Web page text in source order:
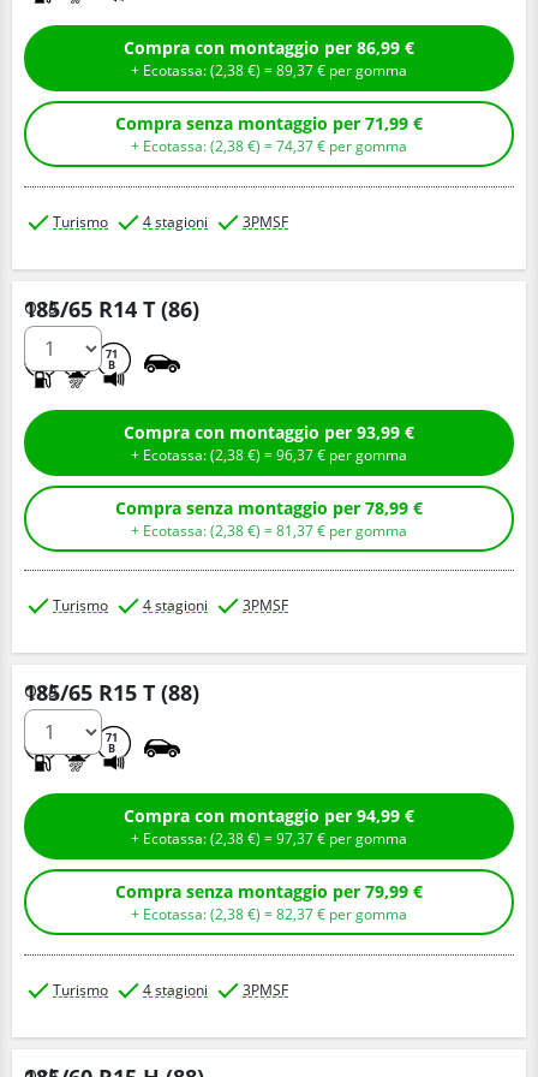
Compra con montaggio per 86,99 €
+ Ecotassa: (2,38€ ) =89,37€ per gomma
Compra senza montaggio per 71,99 €
+ Ecotassa: (2,38€ ) =74,37€ per gomma
Turismo 4 stagioni 3PMSF
185/65 R14 T (86)
71
B
Q.tà
Compra con montaggio per 93,99 €
+ Ecotassa: (2,38€ ) =96,37€ per gomma
Compra senza montaggio per 78,99 €
+ Ecotassa: (2,38€ ) =81,37€ per gomma
Turismo 4 stagioni 3PMSF
185/65 R15 T (88)
71
B
Q.tà
Compra con montaggio per 94,99 €
+ Ecotassa: (2,38€ ) =97,37€ per gomma
Compra senza montaggio per 79,99 €
+ Ecotassa: (2,38€ ) =82,37€ per gomma
Turismo 4 stagioni 3PMSF